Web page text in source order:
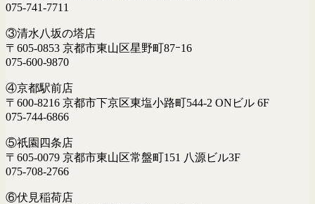
075-741-7711
③清水八坂の塔店
〒605-0853 京都市東山区星野町87ｰ16
075-600-9870
④京都駅前店
〒600-8216 京都市下京区東塩小路町544-2 ONビル 6F
075-744-6866
⑤祇園四条店
〒605-0079 京都市東山区常盤町151 八源ビル3F
075-708-2766
⑥伏見稲荷店